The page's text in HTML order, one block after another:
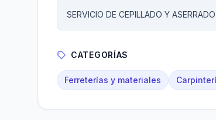
SERVICIO DE CEPILLADO Y
CATEGORÍAS
Ferreterías y materiales